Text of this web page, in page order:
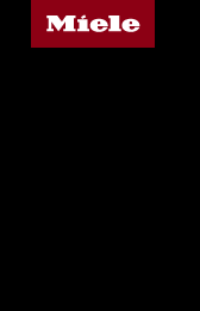
Page d'accueil de Miele